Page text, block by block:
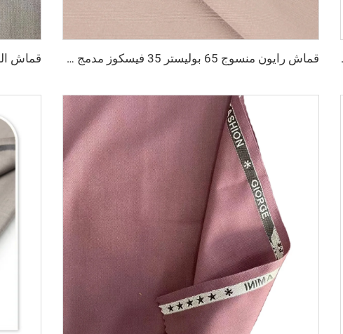
بنسبة 100% قماش رايون منسوج 65 بوليستر 35 فيسكوز مدمج قماش زي موحد TR قماش بنطلونات رجالية وقمصان